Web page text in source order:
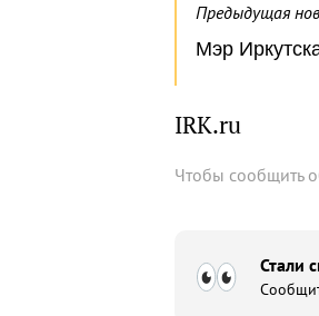
Предыдущая
Мэр
IRK.ru
Чтобы сообщить
Стали